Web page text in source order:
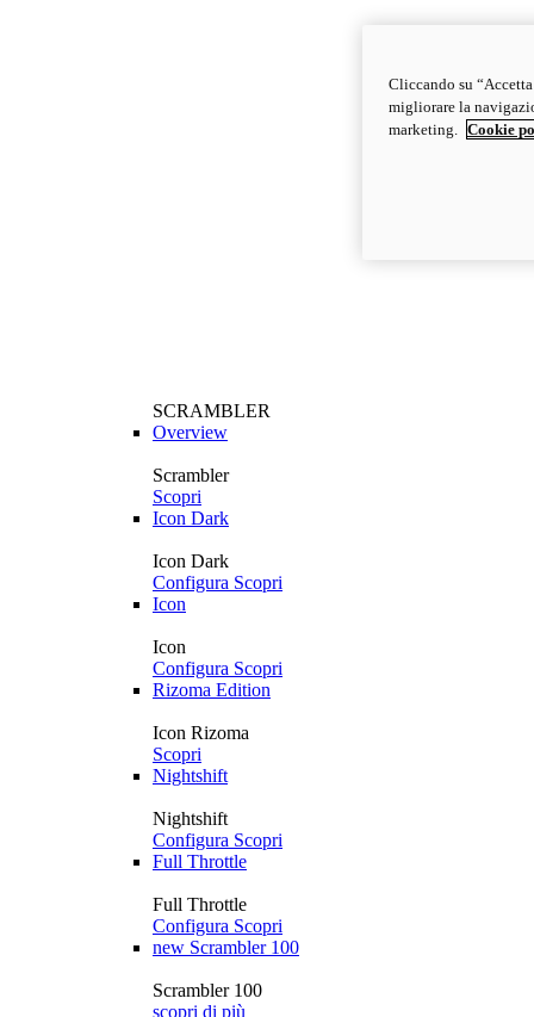
SCRAMBLER
Overview
Scrambler
Scopri
Icon Dark
Icon Dark
Configura Scopri
Icon
Icon
Configura Scopri
Rizoma Edition
Icon Rizoma
Scopri
Nightshift
Nightshift
Configura Scopri
Full Throttle
Full Throttle
Configura Scopri
new Scrambler 100
Scrambler 100
scopri di più
Cliccando su
migliorare la
marketing.
Cookie